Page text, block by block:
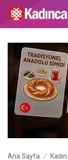
Ana Sayfa